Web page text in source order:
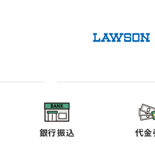
銀行振込 代金
し
タ
ブ
で
し
タ
ブ
で
し
タ
ブ
で
し
タ
ブ
で